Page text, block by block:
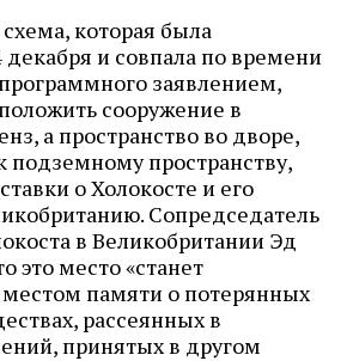
которая была
декабря и совпала по времени
заявлением,
сооружение в
а пространство во дворе,
подземному пространству,
о Холокосте и его
Сопредседатель
в Великобритании Эд
это место «станет
памяти о потерянных
рассеянных в
принятых в другом